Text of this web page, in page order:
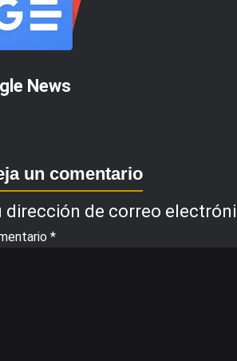
News
un comentario
dirección de correo
*